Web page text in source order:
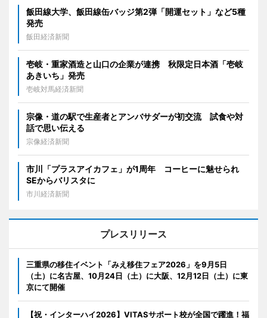
飯田線大学、飯田線缶バッジ第2弾「開運セット」など5種
発売
飯田経済新聞
壱岐・重家酒造と山口の企業が連携 秋限定日本酒「壱岐
あきいち」発売
壱岐対馬経済新聞
宗像・道の駅で生産者とアンバサダーが初交流 試食や対
話で思い伝える
宗像経済新聞
市川「プラスアイカフェ」が1周年 コーヒーに魅せられ
SEからバリスタに
市川経済新聞
プレスリリース
三重県の移住イベント「みえ移住フェア2026」を9月5日
（土）に名古屋、10月24日（土）に大阪、12月12日（土）に東
京にて開催
【祝・インターハイ2026】VITASサポート校が全国で躍進！福